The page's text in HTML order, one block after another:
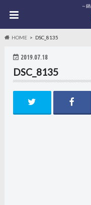
～
HOME DSC_8135
2019.07.18
DSC_8135